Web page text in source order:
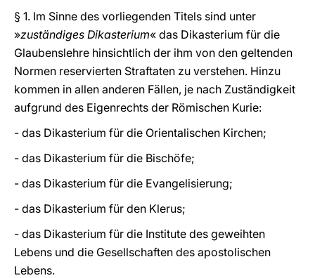
§ 1. Im Sinne des vorliegenden Titels sind unter
»zuständiges Dikasterium« das Dikasterium für die
Glaubenslehre hinsichtlich der ihm von den geltenden
Normen reservierten Straftaten zu verstehen. Hinzu
kommen in allen anderen Fällen, je nach Zuständigkeit
aufgrund des Eigenrechts der Römischen Kurie:
- das Dikasterium für die Orientalischen Kirchen;
- das Dikasterium für die Bischöfe;
- das Dikasterium für die Evangelisierung;
- das Dikasterium für den Klerus;
- das Dikasterium für die Institute des geweihten
Lebens und die Gesellschaften des apostolischen
Lebens.